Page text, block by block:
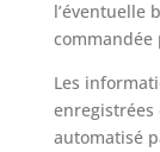
l’éventuelle
commandée
Les
automatisé